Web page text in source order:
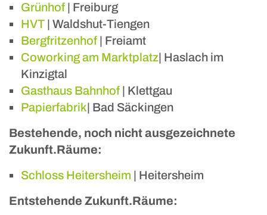
Grünhof | Freiburg
HVT | Waldshut-Tiengen
Bergfritzenhof | Freiamt
Coworking am Marktplatz| Haslach im
Kinzigtal
Gasthaus Bahnhof | Klettgau
Papierfabrik| Bad Säckingen
Bestehende, noch nicht ausgezeichnete
Zukunft.Räume:
Schloss Heitersheim | Heitersheim
Entstehende Zukunft.Räume: